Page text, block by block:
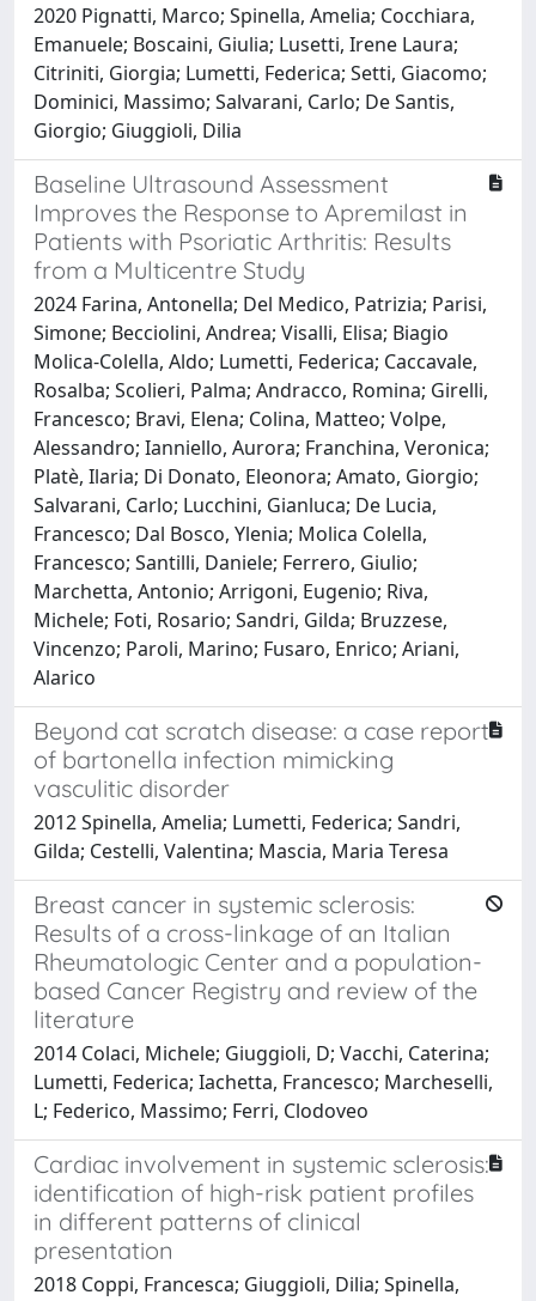
2020 Pignatti, Marco; Spinella, Amelia; Cocchiara,
Emanuele; Boscaini, Giulia; Lusetti, Irene Laura;
Citriniti, Giorgia; Lumetti, Federica; Setti, Giacomo;
Dominici, Massimo; Salvarani, Carlo; De Santis,
Giorgio; Giuggioli, Dilia
Baseline Ultrasound Assessment
Improves the Response to Apremilast in
Patients with Psoriatic Arthritis: Results
from a Multicentre Study
2024 Farina, Antonella; Del Medico, Patrizia; Parisi,
Simone; Becciolini, Andrea; Visalli, Elisa; Biagio
Molica-Colella, Aldo; Lumetti, Federica; Caccavale,
Rosalba; Scolieri, Palma; Andracco, Romina; Girelli,
Francesco; Bravi, Elena; Colina, Matteo; Volpe,
Alessandro; Ianniello, Aurora; Franchina, Veronica;
Platè, Ilaria; Di Donato, Eleonora; Amato, Giorgio;
Salvarani, Carlo; Lucchini, Gianluca; De Lucia,
Francesco; Dal Bosco, Ylenia; Molica Colella,
Francesco; Santilli, Daniele; Ferrero, Giulio;
Marchetta, Antonio; Arrigoni, Eugenio; Riva,
Michele; Foti, Rosario; Sandri, Gilda; Bruzzese,
Vincenzo; Paroli, Marino; Fusaro, Enrico; Ariani,
Alarico
Beyond cat scratch disease: a case report
of bartonella infection mimicking
vasculitic disorder
2012 Spinella, Amelia; Lumetti, Federica; Sandri,
Gilda; Cestelli, Valentina; Mascia, Maria Teresa
Breast cancer in systemic sclerosis:
Results of a cross-linkage of an Italian
Rheumatologic Center and a population-
based Cancer Registry and review of the
literature
2014 Colaci, Michele; Giuggioli, D; Vacchi, Caterina;
Lumetti, Federica; Iachetta, Francesco; Marcheselli,
L; Federico, Massimo; Ferri, Clodoveo
Cardiac involvement in systemic sclerosis:
identification of high-risk patient profiles
in different patterns of clinical
presentation
2018 Coppi, Francesca; Giuggioli, Dilia; Spinella,